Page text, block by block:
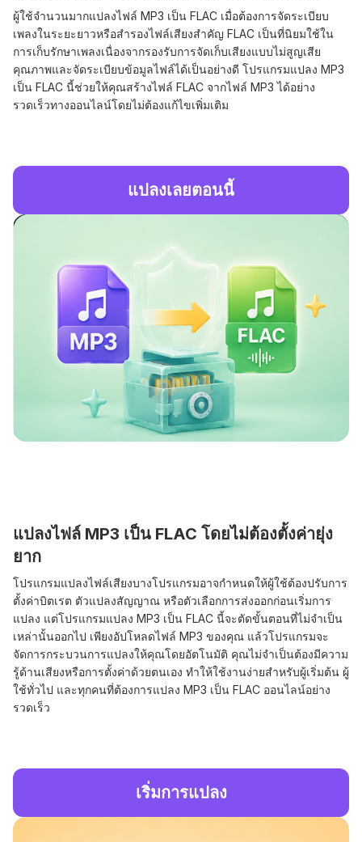
ผู้ใช้จำนวนมากแปลงไฟล์ MP3 เป็น FLAC เมื่อต้องการจัดระเบียบ
เพลงในระยะยาวหรือสำรองไฟล์เสียงสำคัญ FLAC เป็นที่นิยมใช้ใน
การเก็บรักษาเพลงเนื่องจากรองรับการจัดเก็บเสียงแบบไม่สูญเสีย
คุณภาพและจัดระเบียบข้อมูลไฟล์ได้เป็นอย่างดี โปรแกรมแปลง MP3
เป็น FLAC นี้ช่วยให้คุณสร้างไฟล์ FLAC จากไฟล์ MP3 ได้อย่าง
รวดเร็วทางออนไลน์โดยไม่ต้องแก้ไขเพิ่มเติม
แปลงเลยตอนนี้
แปลงไฟล์ MP3 เป็น FLAC โดยไม่ต้องตั้งค่ายุ่ง
ยาก
โปรแกรมแปลงไฟล์เสียงบางโปรแกรมอาจกำหนดให้ผู้ใช้ต้องปรับการ
ตั้งค่าบิตเรต ตัวแปลงสัญญาณ หรือตัวเลือกการส่งออกก่อนเริ่มการ
แปลง แต่โปรแกรมแปลง MP3 เป็น FLAC นี้จะตัดขั้นตอนที่ไม่จำเป็น
เหล่านั้นออกไป เพียงอัปโหลดไฟล์ MP3 ของคุณ แล้วโปรแกรมจะ
จัดการกระบวนการแปลงให้คุณโดยอัตโนมัติ คุณไม่จำเป็นต้องมีความ
รู้ด้านเสียงหรือการตั้งค่าด้วยตนเอง ทำให้ใช้งานง่ายสำหรับผู้เริ่มต้น ผู้
ใช้ทั่วไป และทุกคนที่ต้องการแปลง MP3 เป็น FLAC ออนไลน์อย่าง
รวดเร็ว
เริ่มการแปลง